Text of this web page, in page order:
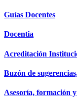
Guías Docentes
Docentia
Acreditación
Buzón de
Asesoría, formación